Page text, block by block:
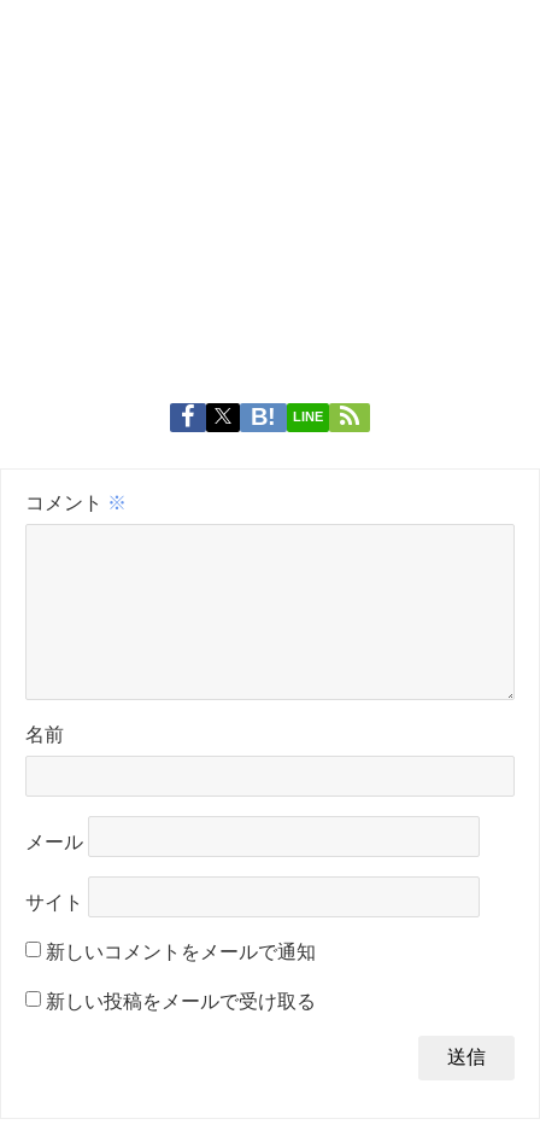
LINE
コメント ※
名前
メール
サイト
新しいコメントをメールで通知
新しい投稿をメールで受け取る